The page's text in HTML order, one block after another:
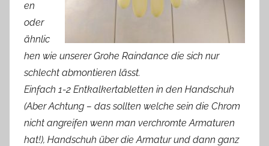
en
oder
ähnlic
hen wie unserer Grohe Raindance die sich nur
schlecht abmontieren lässt.
Einfach 1-2 Entkalkertabletten in den Handschuh
(Aber Achtung – das sollten welche sein die Chrom
nicht angreifen wenn man verchromte Armaturen
hat!), Handschuh über die Armatur und dann ganz